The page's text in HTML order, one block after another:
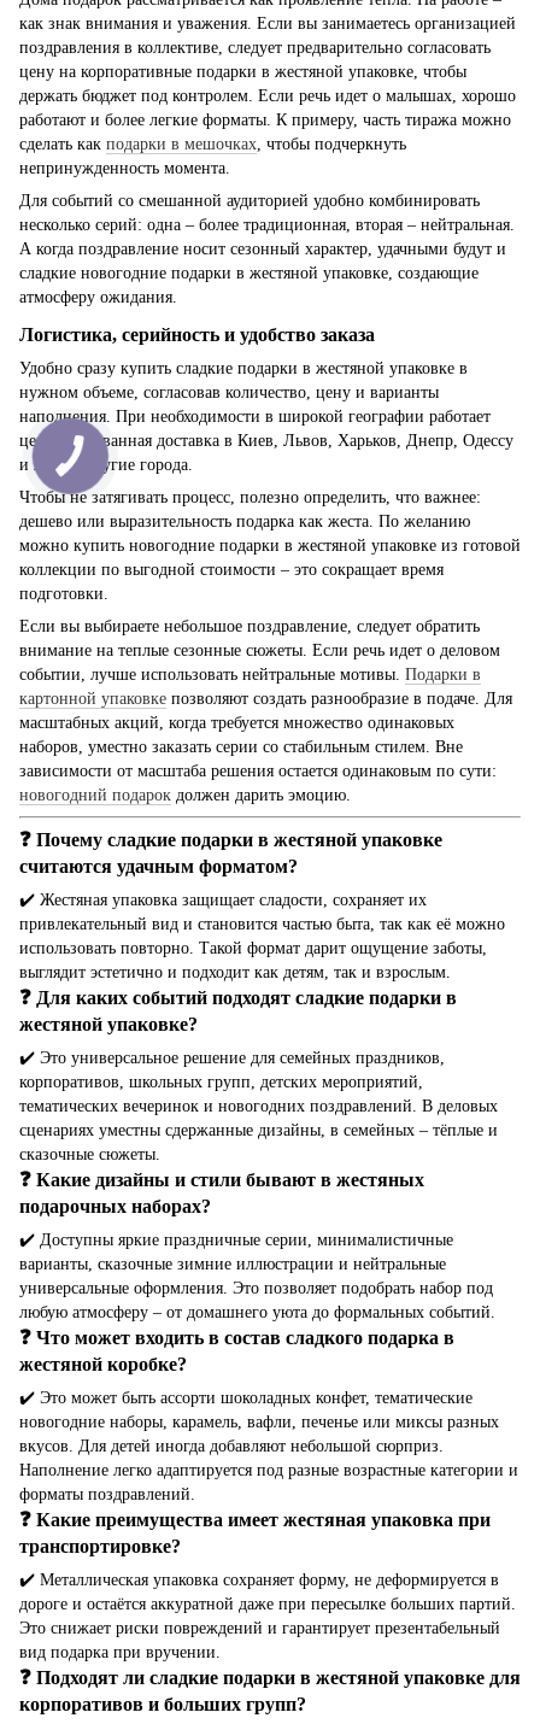
как знак внимания и уважения. Если вы занимаетесь организацией
поздравления в коллективе, следует предварительно согласовать
цену на корпоративные подарки в жестяной упаковке, чтобы
держать бюджет под контролем. Если речь идет о малышах, хорошо
работают и более легкие форматы. К примеру, часть тиража можно
сделать как подарки в мешочках, чтобы подчеркнуть
непринужденность момента.
Для событий со смешанной аудиторией удобно комбинировать
несколько серий: одна – более традиционная, вторая – нейтральная.
А когда поздравление носит сезонный характер, удачными будут и
сладкие новогодние подарки в жестяной упаковке, создающие
атмосферу ожидания.
Логистика, серийность и удобство заказа
Удобно сразу купить сладкие подарки в жестяной упаковке в
нужном объеме, согласовав количество, цену и варианты
наполнения. При необходимости в широкой географии работает
централизованная доставка в Киев, Львов, Харьков, Днепр, Одессу
и любые другие города.
Чтобы не затягивать процесс, полезно определить, что важнее:
дешево или выразительность подарка как жеста. По желанию
можно купить новогодние подарки в жестяной упаковке из готовой
коллекции по выгодной стоимости – это сокращает время
подготовки.
Если вы выбираете небольшое поздравление, следует обратить
внимание на теплые сезонные сюжеты. Если речь идет о деловом
событии, лучше использовать нейтральные мотивы. Подарки в
картонной упаковке позволяют создать разнообразие в подаче. Для
масштабных акций, когда требуется множество одинаковых
наборов, уместно заказать серии со стабильным стилем. Вне
зависимости от масштаба решения остается одинаковым по сути:
новогодний подарок должен дарить эмоцию.
❓ Почему сладкие подарки в жестяной упаковке
считаются удачным форматом?
✔️ Жестяная упаковка защищает сладости, сохраняет их
привлекательный вид и становится частью быта, так как её можно
использовать повторно. Такой формат дарит ощущение заботы,
выглядит эстетично и подходит как детям, так и взрослым.
❓ Для каких событий подходят сладкие подарки в
жестяной упаковке?
✔️ Это универсальное решение для семейных праздников,
корпоративов, школьных групп, детских мероприятий,
тематических вечеринок и новогодних поздравлений. В деловых
сценариях уместны сдержанные дизайны, в семейных – тёплые и
сказочные сюжеты.
❓ Какие дизайны и стили бывают в жестяных
подарочных наборах?
✔️ Доступны яркие праздничные серии, минималистичные
варианты, сказочные зимние иллюстрации и нейтральные
универсальные оформления. Это позволяет подобрать набор под
любую атмосферу – от домашнего уюта до формальных событий.
❓ Что может входить в состав сладкого подарка в
жестяной коробке?
✔️ Это может быть ассорти шоколадных конфет, тематические
новогодние наборы, карамель, вафли, печенье или миксы разных
вкусов. Для детей иногда добавляют небольшой сюрприз.
Наполнение легко адаптируется под разные возрастные категории и
форматы поздравлений.
❓ Какие преимущества имеет жестяная упаковка при
транспортировке?
✔️ Металлическая упаковка сохраняет форму, не деформируется в
дороге и остаётся аккуратной даже при пересылке больших партий.
Это снижает риски повреждений и гарантирует презентабельный
вид подарка при вручении.
❓ Подходят ли сладкие подарки в жестяной упаковке для
корпоративов и больших групп?